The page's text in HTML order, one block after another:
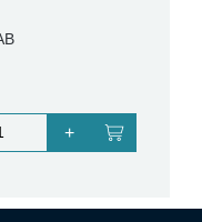
+